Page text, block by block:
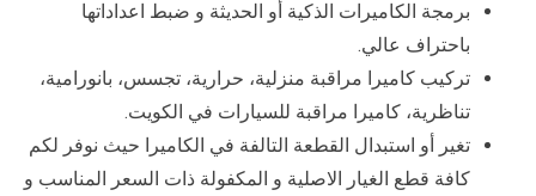
برمجة الكاميرات الذكية أو الحديثة و ضبط اعداداتها
باحتراف عالي.
تركيب كاميرا مراقبة منزلية، حرارية، تجسس، بانورامية،
تناظرية، كاميرا مراقبة للسيارات في الكويت.
تغير أو استبدال القطعة التالفة في الكاميرا حيث نوفر لكم
كافة قطع الغيار الاصلية و المكفولة ذات السعر المناسب و